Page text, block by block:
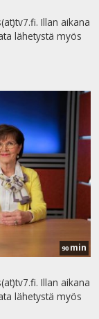
Illan aikana
lähetystä myös
90 min
Illan aikana
lähetystä myös